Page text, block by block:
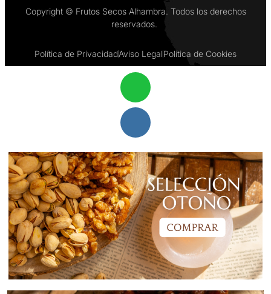
Copyright © Frutos Secos Alhambra. Todos los derechos
reservados.
Política de PrivacidadAviso LegalPolítica de Cookies